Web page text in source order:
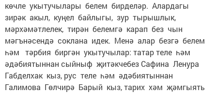
көчле укытучылары белем бирделәр. Алардагы
зирәк акыл, куңел байлыгы, зур тырышлык,
мәрхәмәтлелек, тирән белемгә карап без чын
мәгънәсендә соклана идек. Менә алар безгә белем
һәм тәрбия биргән укытучылар: татар теле һәм
әдәбиятыннан сыйныф җитәкчебез Сафина Ленура
Габделхак кыз, рус теле һәм әдәбиятыннан
Галимова Гөлчирә Барый кыз, тарих хәм җәмгыять